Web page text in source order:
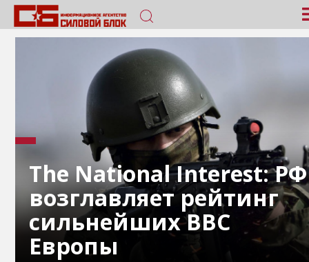
The National Interest: РФ
возглавляет рейтинг
сильнейших ВВС
Европы